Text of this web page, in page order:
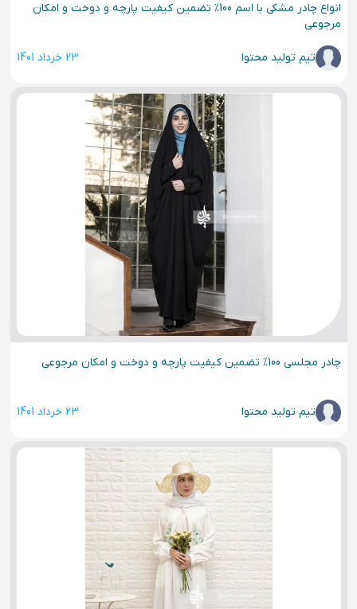
انواع چادر مشکی با اسم 100% تضمین کیفیت پارچه و دوخت و امکان
مرجوعی
تیم تولید محتوا 23 خرداد 1401
چادر مجلسی 100% تضمین کیفیت پارچه و دوخت و امکان مرجوعی
تیم تولید محتوا 23 خرداد 1401